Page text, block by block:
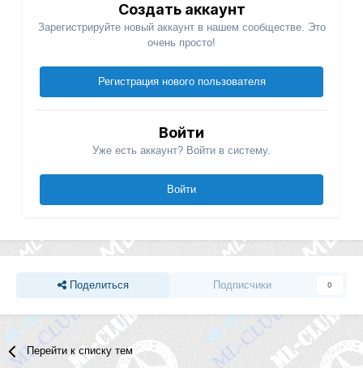
Создать аккаунт
Зарегистрируйте новый аккаунт в нашем сообществе. Это
очень просто!
Регистрация нового пользователя
Войти
Уже есть аккаунт? Войти в систему.
Войти
Поделиться Подписчики 0
Перейти к списку тем